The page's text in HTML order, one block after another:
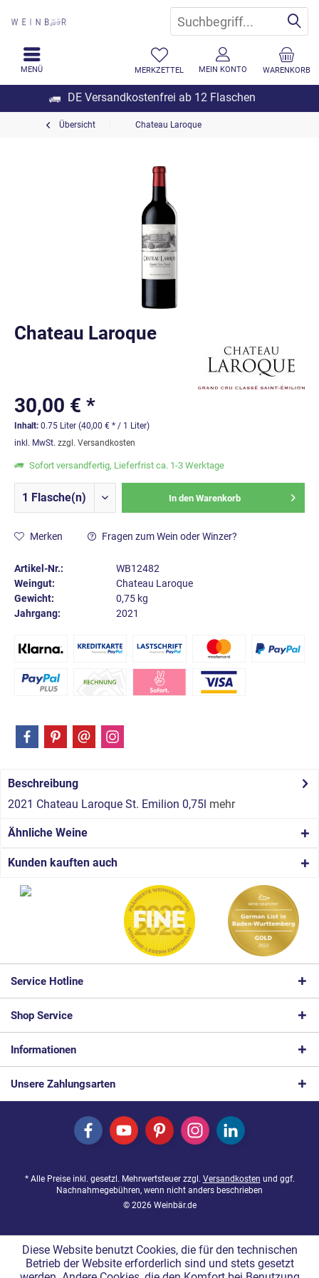
DE Versandkostenfrei ab 12 Flaschen
WARENKORB
MERKZETTEL MEIN KONTO
MENÜ
Übersicht Chateau Laroque
Chateau Laroque
30,00 € *
Inhalt: 0.75 Liter (40,00 € * / 1 Liter)
inkl. MwSt. zzgl. Versandkosten
Sofort versandfertig, Lieferfrist ca. 1-3 Werktage
In den Warenkorb
Merken Fragen zum Wein oder Winzer?
Artikel-Nr.:
WB12482
Weingut:
Chateau Laroque
Gewicht:
0,75 kg
Jahrgang:
2021
Beschreibung
2021 Chateau Laroque St. Emilion 0,75l mehr
Ähnliche Weine
Kunden kauften auch
Service Hotline
Shop Service
Informationen
Unsere Zahlungsarten
* Alle Preise inkl. gesetzl. Mehrwertsteuer zzgl. Versandkosten und ggf.
Nachnahmegebühren, wenn nicht anders beschrieben
© 2026 Weinbär.de
Diese Website benutzt Cookies, die für den technischen
Betrieb der Website erforderlich sind und stets gesetzt